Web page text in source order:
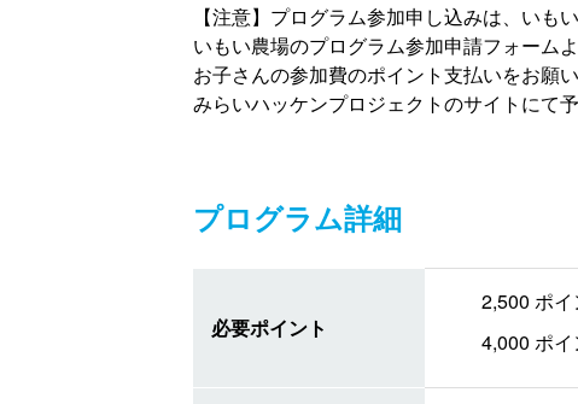
【注意】プログラム参加申し込みは、い
いもい農場のプログラム参加申請フォーム
お子さんの参加費のポイント支払いをお願い
みらいハッケンプロジェクトのサイトにて
プログラム詳細
必要ポイント
2,500 ポ
4,000 ポ